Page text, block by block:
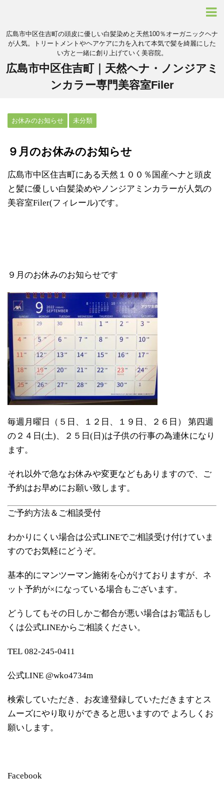
広島市中区住吉町の頭皮に優しい白髪染めと天然100％オーガニックヘナ
が人気。トリートメントやヘアケアに力を入れて本気で髪を綺麗にした
い方と一緒に創り上げていく美容院。
広島市中区住吉町｜天然ヘナ・ノンジアミ
ンカラー専門美容室Filer
お休みのお知らせ 未分類
９月のお休みのお知らせ
広島市中区住吉町にある天然１００％国産ヘナと頭皮
と髪に優しい白髪染めやノンジアミンカラーが人気の
美容室Filer(フィレール)です。
９月のお休みのお知らせです
毎週月曜日（５日、１２日、１９日、２６日） 第四週
の２４日(土)、２５日(日)は子供の行事の為連休になり
ます。
それ以外で急なお休みや変更などもありますので、ご
予約はお早めにお願い致します。
ご予約方法＆ご相談受付
わかりにくい場合は公式LINEでご相談受け付けていま
すのでお気軽にどうぞ。
基本的にマンツーマン施術を心がけておりますが、ネ
ット予約が×になっている場合もございます。
どうしてもその日しかご都合が悪い場合はお電話もし
くは公式LINEからご相談ください。
TEL 082-245-0411
公式LINE @wko4734m
検索していただき、お友達登録していただきますとス
ムーズにやり取りができると思いますので よろしくお
願いします。
Facebook